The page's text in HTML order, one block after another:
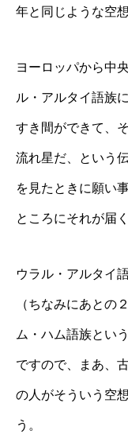
年と同じような空
ヨーロッパから中
ル・アルタイ語族
すき間ができて、
流れ星だ、という
を見たときに願い
ところにそれが届
ウラル・アルタイ
（ちなみにあとの
ム・ハム語族とい
ですので、まあ、
の人がそういう空
う。